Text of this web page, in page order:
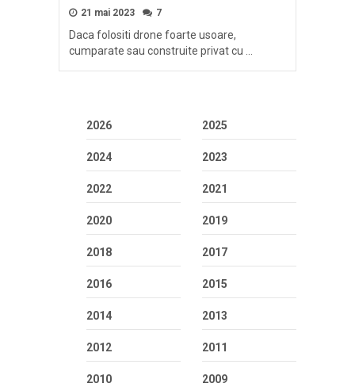
21 mai 2023 7
Daca folositi drone foarte usoare,
cumparate sau construite privat cu …
2026 2025
2024 2023
2022 2021
2020 2019
2018 2017
2016 2015
2014 2013
2012 2011
2010 2009